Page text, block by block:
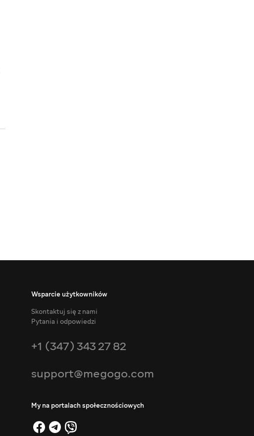
Wsparcie użytkowników
Skontaktuj się z nami
Pytania i odpowiedzi
+1 (347) 343 27 82
support@megogo.com
My na portalach społecznościowych